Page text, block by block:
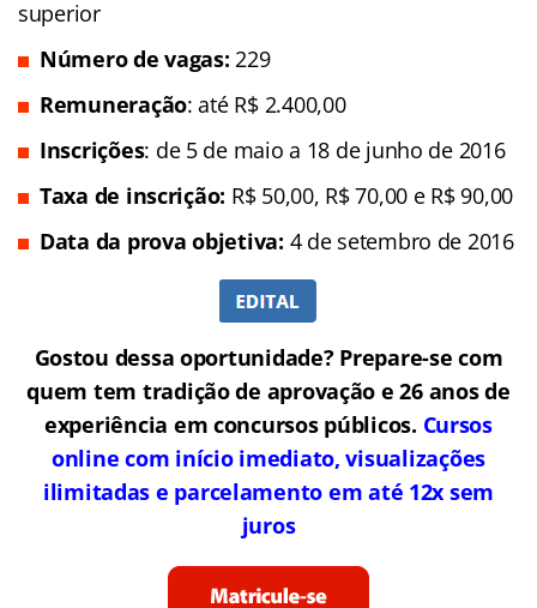
superior
Número de vagas:229
Remuneração: até R$ 2.400,00
Inscrições: de 5 de maio a 18 de junho de 2016
Taxa de inscrição: R$ 50,00, R$ 70,00 e R$ 90,00
Data da prova objetiva: 4 de setembro de 2016
Gostou dessa oportunidade? Prepare-se com
quem tem tradição de aprovação e 26 anos de
experiência em concursos públicos. Cursos
online com início imediato, visualizações
ilimitadas e parcelamento em até 12x sem
juros